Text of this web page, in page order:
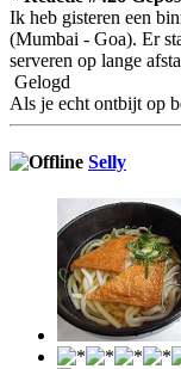
Ik heb gisteren een
(Mumbai - Goa). Er
serveren op lange
Gelogd
Als je echt ontbijt op
Selly